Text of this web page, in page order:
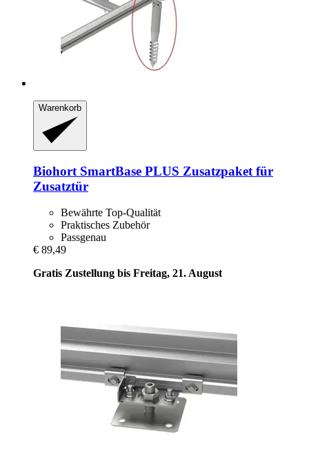
Warenkorb
Biohort SmartBase PLUS Zusatzpaket für
Zusatztür
Bewährte Top-Qualität
Praktisches Zubehör
Passgenau
€ 89,49
Gratis Zustellung bis Freitag, 21. August